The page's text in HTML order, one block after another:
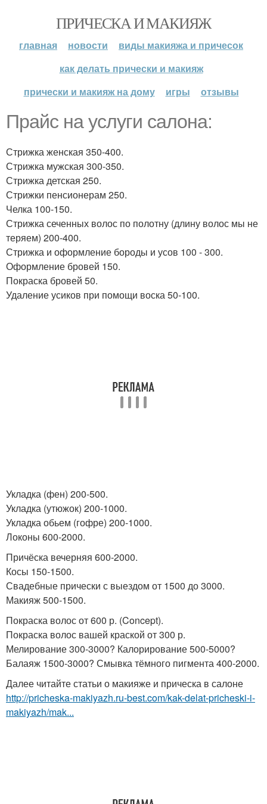
ПРИЧЕСКА И МАКИЯЖ
главная новости
виды макияжа и причесок
как делать прически и макияж
прически и макияж на дому
игры отзывы
Прайс на услуги салона:
Стрижка женская 350-400.
Стрижка мужская 300-350.
Стрижка детская 250.
Стрижки пенсионерам 250.
Челка 100-150.
Стрижка сеченных волос по полотну (длину волос мы не
теряем) 200-400.
Стрижка и оформление бороды и усов 100 - 300.
Оформление бровей 150.
Покраска бровей 50.
Удаление усиков при помощи воска 50-100.
Укладка (фен) 200-500.
Укладка (утюжок) 200-1000.
Укладка обьем (гофре) 200-1000.
Локоны 600-2000.
Причёска вечерняя 600-2000.
Косы 150-1500.
Свадебные прически с выездом от 1500 до 3000.
Макияж 500-1500.
Покраска волос от 600 р. (Concept).
Покраска волос вашей краской от 300 р.
Мелирование 300-3000? Калорирование 500-5000?
Балаяж 1500-3000? Смывка тёмного пигмента 400-2000.
Далее читайте статьи о макияже и прическа в салоне
http://pricheska-makiyazh.ru-best.com/kak-delat-pricheski-i-
makiyazh/mak...